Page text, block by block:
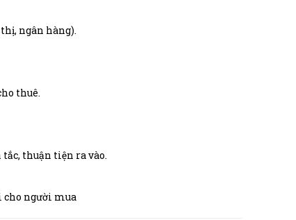
ngân hàng).
thuê.
thuận tiện ra vào.
cho người mua